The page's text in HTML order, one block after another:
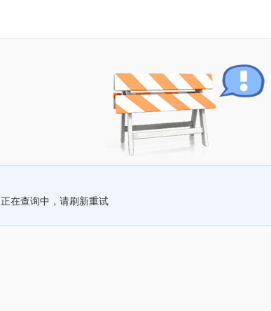
正在查询中，请刷新重试